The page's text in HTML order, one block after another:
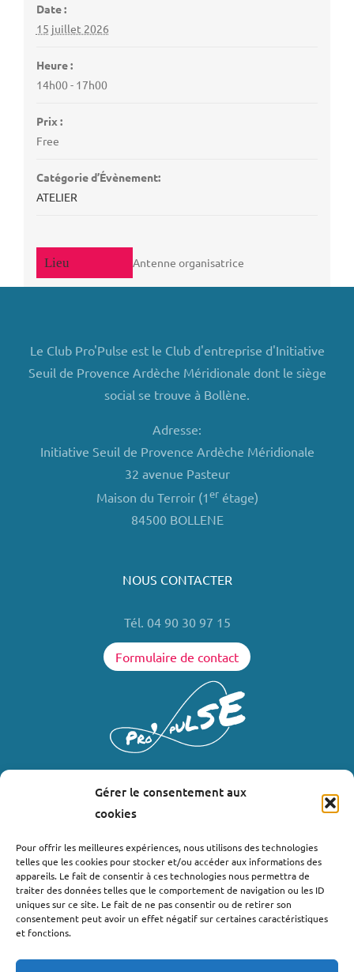
Gérer le consentement aux
cookies
Pour offrir les meilleures expériences, nous utilisons des technologies
telles que les cookies pour stocker et/ou accéder aux informations des
appareils. Le fait de consentir à ces technologies nous permettra de
traiter des données telles que le comportement de navigation ou les ID
uniques sur ce site. Le fait de ne pas consentir ou de retirer son
consentement peut avoir un effet négatif sur certaines caractéristiques
et fonctions.
Date :
15 juillet 2026
Heure :
14h00 - 17h00
Prix :
Free
Catégorie d’Évènement:
ATELIER
Antenne organisatrice
Le Club Pro'Pulse est le Club d'entreprise d'Initiative
Seuil de Provence Ardèche Méridionale dont le siège
social se trouve à Bollène.
Adresse:
Initiative Seuil de Provence Ardèche Méridionale
32 avenue Pasteur
Maison du Terroir (1erétage)
84500 BOLLENE
NOUS CONTACTER
Tél. 04 90 30 97 15
Formulaire de contact
Où nous trouver ?
Bollène
Nyons
Valréas
Lachapelle-sous-Aubenas